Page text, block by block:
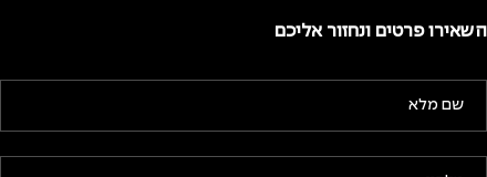
השאירו פרטים ונחזור אליכם